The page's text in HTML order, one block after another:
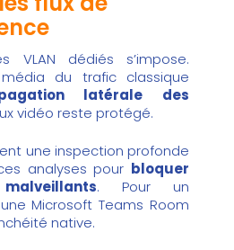
VLAN dédiés s’impose.
du trafic classique
latérale des
vidéo reste protégé.
une inspection profonde
analyses pour bloquer
. Pour un
uneMicrosoft Teams Room
native.